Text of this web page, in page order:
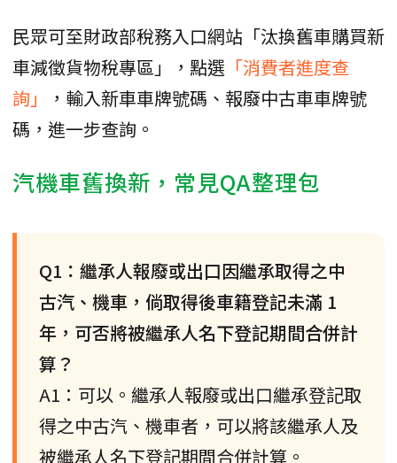
民眾可至財政部稅務入口網站「汰換舊車購買新
車減徵貨物稅專區」，點選 「消費者進度查
詢」
，輸入新車車牌號碼、報廢中古車車牌號
碼，進一步查詢。
汽機車舊換新，常見QA整理包
Q1：繼承人報廢或出口因繼承取得之中
古汽、機車，倘取得後車籍登記未滿 1
年，可否將被繼承人名下登記期間合併計
算？
A1：可以。繼承人報廢或出口繼承登記取
得之中古汽、機車者，可以將該繼承人及
被繼承人名下登記期間合併計算。